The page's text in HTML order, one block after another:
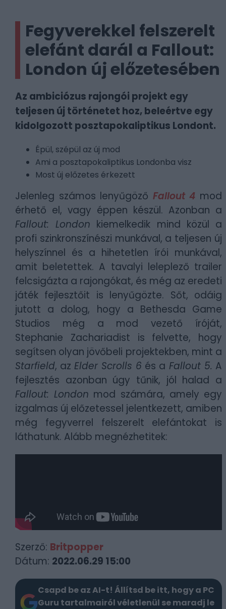
Fegyverekkel felszerelt
elefánt darál a Fallout:
London új előzetesében
Az ambiciózus rajongói projekt egy
teljesen új történetet hoz, beleértve egy
kidolgozott posztapokaliptikus Londont.
Épül, szépül az új mod
Ami a posztapokaliptikus Londonba visz
Most új előzetes érkezett
Jelenleg számos lenyűgöző Fallout 4 mod
érhető el, vagy éppen készül. Azonban a
Fallout: London kiemelkedik mind közül a
profi szinkronszínészi munkával, a teljesen új
helyszínnel és a hihetetlen írói munkával,
amit beletettek. A tavalyi leleplező trailer
felcsigázta a rajongókat, és még az eredeti
játék fejlesztőit is lenyűgözte. Sőt, odáig
jutott a dolog, hogy a Bethesda Game
Studios még a mod vezető íróját,
Stephanie Zachariadist is felvette, hogy
segítsen olyan jövőbeli projektekben, mint a
Starfield, az Elder Scrolls 6 és a Fallout 5. A
fejlesztés azonban úgy tűnik, jól halad a
Fallout: London mod számára, amely egy
izgalmas új előzetessel jelentkezett, amiben
még fegyverrel felszerelt elefántokat is
láthatunk. Alább megnézhetitek:
Szerző: Britpopper
Dátum: 2022.06.29 15:00
Csapd be az AI-t! Állítsd be itt, hogy a PC
Guru tartalmairól véletlenül se maradj le